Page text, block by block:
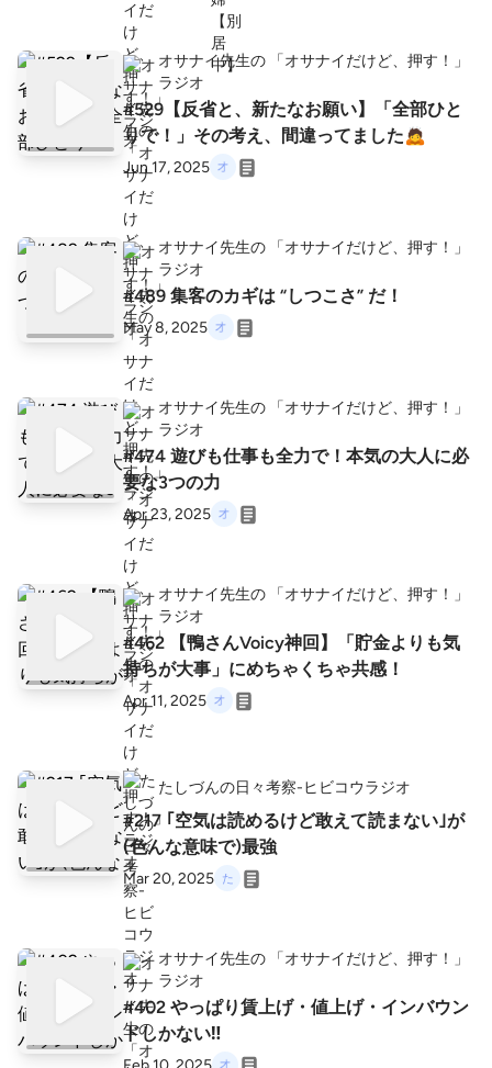
オサナイ先生の 「オサナイだけど、押す！」
ラジオ
#529【反省と、新たなお願い】「全部ひと
りで！」その考え、間違ってました🙇
Jun 17, 2025
オサナイ先生の 「オサナイだけど、押す！」
ラジオ
#489 集客のカギは “しつこさ” だ！
May 8, 2025
オサナイ先生の 「オサナイだけど、押す！」
ラジオ
#474 遊びも仕事も全力で！本気の大人に必
要な3つの力
Apr 23, 2025
オサナイ先生の 「オサナイだけど、押す！」
ラジオ
#462 【鴨さんVoicy神回】「貯金よりも気
持ちが大事」にめちゃくちゃ共感！
Apr 11, 2025
たしづんの日々考察-ヒビコウラジオ
#217 ｢空気は読めるけど敢えて読まない｣が
(色んな意味で)最強
Mar 20, 2025
オサナイ先生の 「オサナイだけど、押す！」
ラジオ
#402 やっぱり賃上げ・値上げ・インバウン
ドしかない‼️